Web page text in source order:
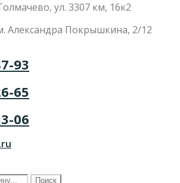
ул. 3307 км, 16к2
Александра Покрышкина, 2/12
93
65
06